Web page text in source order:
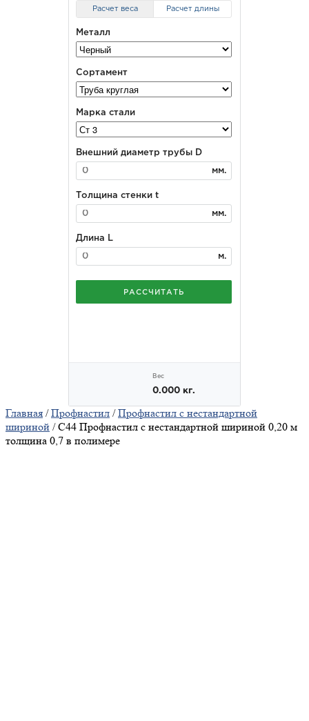
Главная /Профнастил /Профнастил с нестандартной
шириной / С44 Профнастил с нестандартной шириной 0,20 м
толщина 0,7 в полимере